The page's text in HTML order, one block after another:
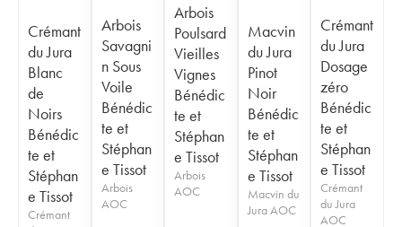
Crémant
du Jura
Blanc
de
Noirs
Bénédic
te et
Stéphan
e Tissot
Crémant
Arbois
Savagni
n Sous
Voile
Bénédic
te et
Stéphan
e Tissot
Arbois
AOC
Arbois
Poulsard
Vieilles
Vignes
Bénédic
te et
Stéphan
e Tissot
Arbois
AOC
Macvin
du Jura
Pinot
Noir
Bénédic
te et
Stéphan
e Tissot
Macvin du
Jura AOC
Crémant
du Jura
Dosage
zéro
Bénédic
te et
Stéphan
e Tissot
Crémant
du Jura
AOC